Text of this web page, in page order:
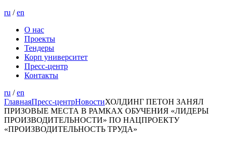
ru / en
О нас
Проекты
Тендеры
Корп университет
Пресс-центр
Контакты
ru / en
ГлавнаяПресс-центрНовостиХОЛДИНГ ПЕТОН ЗАНЯЛ
ПРИЗОВЫЕ МЕСТА В РАМКАХ ОБУЧЕНИЯ «ЛИДЕРЫ
ПРОИЗВОДИТЕЛЬНОСТИ» ПО НАЦПРОЕКТУ
«ПРОИЗВОДИТЕЛЬНОСТЬ ТРУДА»